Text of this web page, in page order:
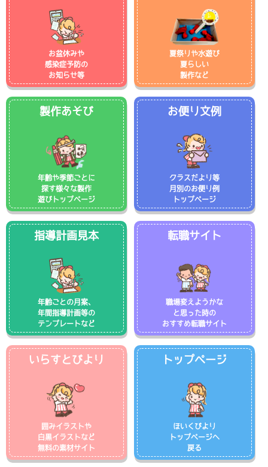
お盆休みや
感染症予防の
お知らせ等
夏祭りや水遊び
夏らしい
製作など
製作あそび
年齢や季節ごとに
探す様々な製作
遊びトップページ
お便り文例
クラスだより等
月別のお便り例
トップページ
指導計画見本
年齢ごとの月案、
年間指導計画等の
テンプレートなど
転職サイト
職場変えようかな
と思った時の
おすすめ転職サイト
いらすとびより
囲みイラストや
白黒イラストなど
無料の素材サイト
トップページ
ほいくびより
トップページへ
戻る